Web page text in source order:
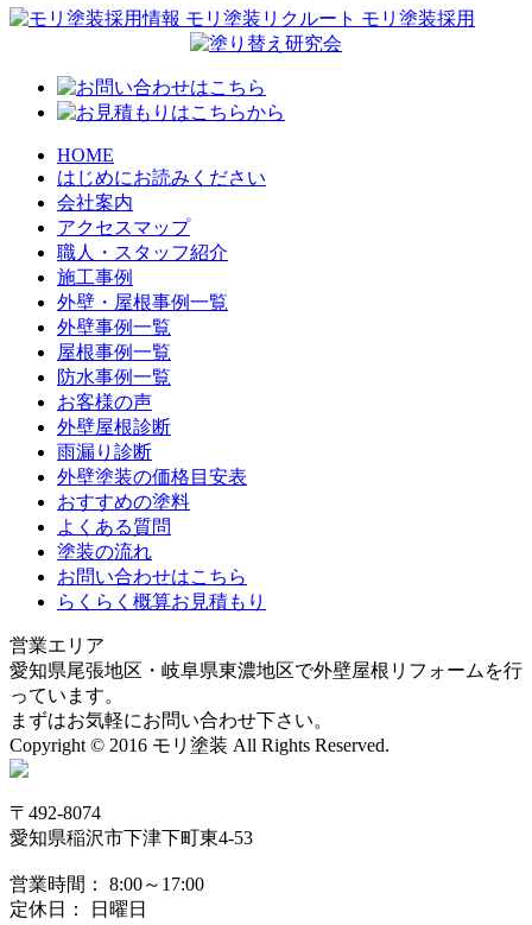
HOME
はじめにお読みください
会社案内
アクセスマップ
職人・スタッフ紹介
施工事例
外壁・屋根事例一覧
外壁事例一覧
屋根事例一覧
防水事例一覧
お客様の声
外壁屋根診断
雨漏り診断
外壁塗装の価格目安表
おすすめの塗料
よくある質問
塗装の流れ
お問い合わせはこちら
らくらく概算お見積もり
営業エリア
愛知県尾張地区・岐阜県東濃地区で外壁屋根リフォームを行
っています。
まずはお気軽にお問い合わせ下さい。
Copyright © 2016 モリ塗装 All Rights Reserved.
〒492-8074
愛知県稲沢市下津下町東4-53
営業時間： 8:00～17:00
定休日： 日曜日